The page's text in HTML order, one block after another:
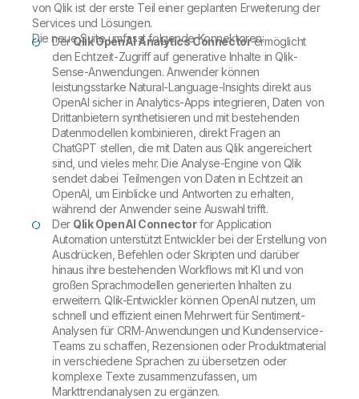
von Qlik ist der erste Teil einer geplanten Erweiterung der
Services und Lösungen.
Die neue Suite umfasst folgende Konnektoren:
DerQlik OpenAI Analytics Connectorermöglicht
den Echtzeit-Zugriff auf generative Inhalte in Qlik-
Sense-Anwendungen. Anwender können
leistungsstarke Natural-Language-Insights direkt aus
OpenAI sicher in Analytics-Apps integrieren, Daten von
Drittanbietern synthetisieren und mit bestehenden
Datenmodellen kombinieren, direkt Fragen an
ChatGPT stellen, die mit Daten aus Qlik angereichert
sind, und vieles mehr. Die Analyse-Engine von Qlik
sendet dabei Teilmengen von Daten in Echtzeit an
OpenAI, um Einblicke und Antworten zu erhalten,
während der Anwender seine Auswahl trifft.
Der Qlik OpenAI Connectorfor Application
Automation unterstützt Entwickler bei der Erstellung von
Ausdrücken, Befehlen oder Skripten und darüber
hinaus ihre bestehenden Workflows mit KI und von
großen Sprachmodellen generierten Inhalten zu
erweitern. Qlik-Entwickler können OpenAI nutzen, um
schnell und effizient einen Mehrwert für Sentiment-
Analysen für CRM-Anwendungen und Kundenservice-
Teams zu schaffen, Rezensionen oder Produktmaterial
in verschiedene Sprachen zu übersetzen oder
komplexe Texte zusammenzufassen, um
Markttrendanalysen zu ergänzen.